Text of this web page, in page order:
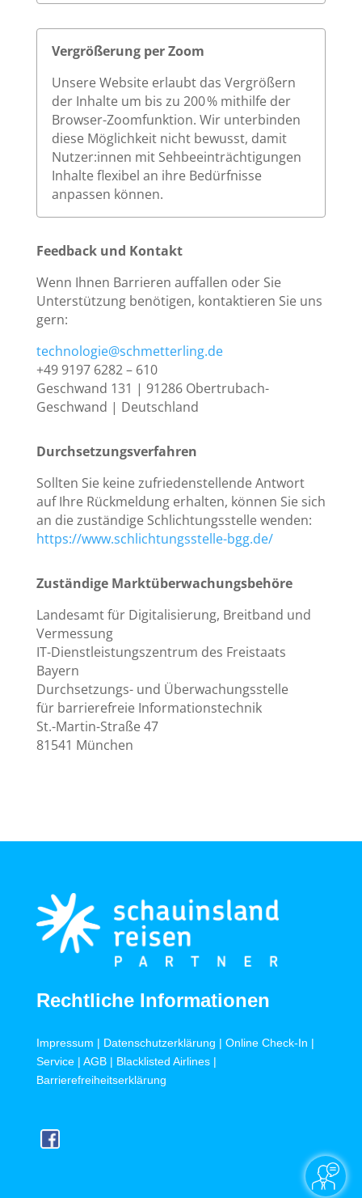
Vergrößerung per Zoom
Unsere Website erlaubt das Vergrößern
der Inhalte um bis zu 200 % mithilfe der
Browser-Zoomfunktion. Wir unterbinden
diese Möglichkeit nicht bewusst, damit
Nutzer:innen mit Sehbeeinträchtigungen
Inhalte flexibel an ihre Bedürfnisse
anpassen können.
Feedback und Kontakt
Wenn Ihnen Barrieren auffallen oder Sie
Unterstützung benötigen, kontaktieren Sie uns
gern:
technologie@schmetterling.de
+49 9197 6282 – 610
Geschwand 131 | 91286 Obertrubach-
Geschwand | Deutschland
Durchsetzungsverfahren
Sollten Sie keine zufriedenstellende Antwort
auf Ihre Rückmeldung erhalten, können Sie sich
an die zuständige Schlichtungsstelle wenden:
https://www.schlichtungsstelle-bgg.de/
Zuständige Marktüberwachungsbehöre
Landesamt für Digitalisierung, Breitband und
Vermessung
IT-Dienstleistungszentrum des Freistaats
Bayern
Durchsetzungs- und Überwachungsstelle
für barrierefreie Informationstechnik
St.-Martin-Straße 47
81541 München
Rechtliche Informationen
Impressum | Datenschutzerklärung | Online Check-In |
Service| AGB| Blacklisted Airlines|
Barrierefreiheitserklärung